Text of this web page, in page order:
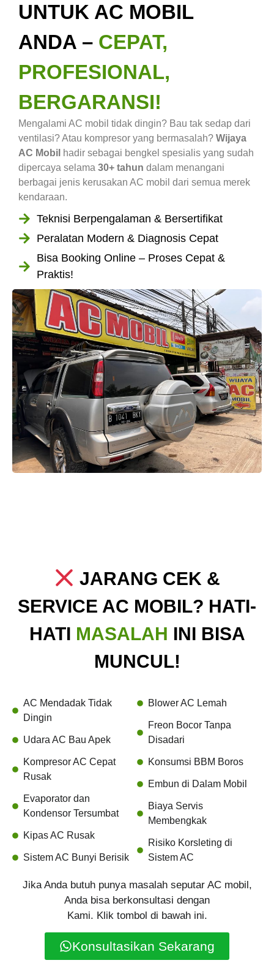
UNTUK AC MOBIL
ANDA – CEPAT,
PROFESIONAL,
BERGARANSI!
Mengalami AC mobil tidak dingin? Bau tak sedap dari
ventilasi? Atau kompresor yang bermasalah? Wijaya
AC Mobil hadir sebagai bengkel spesialis yang sudah
dipercaya selama 30+ tahun dalam menangani
berbagai jenis kerusakan AC mobil dari semua merek
kendaraan.
Teknisi Berpengalaman & Bersertifikat
Peralatan Modern & Diagnosis Cepat
Bisa Booking Online – Proses Cepat &
Praktis!
JARANG CEK &
SERVICE AC MOBIL? HATI-
HATI MASALAH INI BISA
MUNCUL!
AC Mendadak Tidak
Dingin
Udara AC Bau Apek
Kompresor AC Cepat
Rusak
Evaporator dan
Kondensor Tersumbat
Kipas AC Rusak
Sistem AC Bunyi Berisik
Blower AC Lemah
Freon Bocor Tanpa
Disadari
Konsumsi BBM Boros
Embun di Dalam Mobil
Biaya Servis
Membengkak
Risiko Korsleting di
Sistem AC
Jika Anda butuh punya masalah seputar AC mobil,
Anda bisa berkonsultasi dengan
Kami. Klik tombol di bawah ini.
Konsultasikan Sekarang